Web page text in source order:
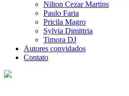
Nilton Cezar Martins
Paulo Faria
Pricila Magro
Sylvia Dimittria
Timora DJ
Autores convidados
Contato